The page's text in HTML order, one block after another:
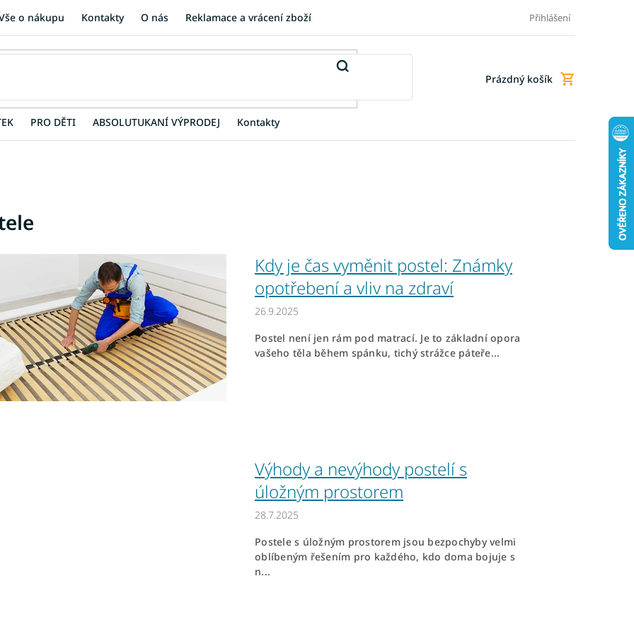
o nákupu Kontakty O nás Reklamace a vrácení zboží Obchodní podmínky
Přihlášení
Nákupní
Prázdný košík
PRO DĚTI ABSOLUTUKANÍ VÝPRODEJ Kontakty
Kdy je čas vyměnit postel: Známky
opotřebení a vliv na zdraví
26.9.2025
Postel není jen rám pod matrací. Je to základní opora
vašeho těla během spánku, tichý strážce páteře...
Výhody a nevýhody postelí s
úložným prostorem
28.7.2025
Postele s úložným prostorem jsou bezpochyby velmi
oblíbeným řešením pro každého, kdo doma bojuje s
n...